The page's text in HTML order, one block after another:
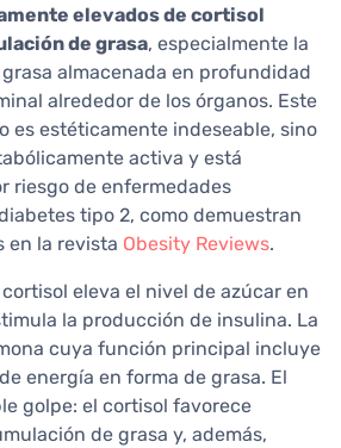
elevados de cortisol
de grasa, especialmente la
almacenada en profundidad
alrededor de los órganos. Este
es estéticamente indeseable, sino
activa y está
riesgo de enfermedades
tipo 2, como demuestran
en la revista Obesity Reviews.
eleva el nivel de azúcar en
la producción de insulina. La
cuya función principal incluye
energía en forma de grasa. El
golpe: el cortisol favorece
de grasa y, además,